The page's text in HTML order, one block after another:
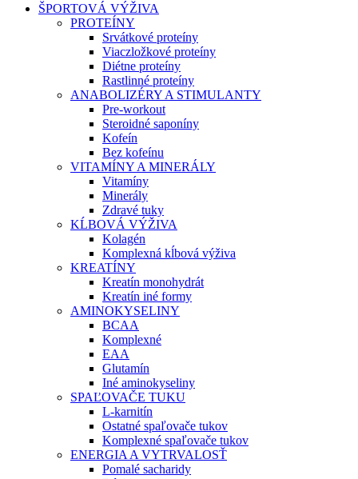
ŠPORTOVÁ VÝŽIVA
PROTEÍNY
Srvátkové proteíny
Viaczložkové proteíny
Diétne proteíny
Rastlinné proteíny
ANABOLIZÉRY A STIMULANTY
Pre-workout
Steroidné saponíny
Kofeín
Bez kofeínu
VITAMÍNY A MINERÁLY
Vitamíny
Minerály
Zdravé tuky
KĹBOVÁ VÝŽIVA
Kolagén
Komplexná kĺbová výživa
KREATÍNY
Kreatín monohydrát
Kreatín iné formy
AMINOKYSELINY
BCAA
Komplexné
EAA
Glutamín
Iné aminokyseliny
SPAĽOVAČE TUKU
L-karnitín
Ostatné spaľovače tukov
Komplexné spaľovače tukov
ENERGIA A VYTRVALOSŤ
Pomalé sacharidy